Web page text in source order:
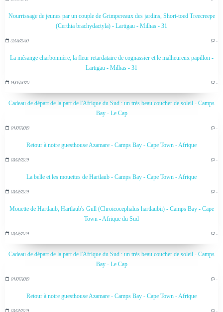
Nourrissage de jeunes par un couple de Grimpereaux des jardins, Short-toed Treecreepe
(Certhia brachydactyla) - Lartigau - Milhas - 31
31/05/2020 …
La mésange charbonnière, la fleur retardataire de cognassier et le malheureux papillon -
Lartigau - Milhas - 31
14/05/2020 …
Cadeau de départ de la part de l'Afrique du Sud : un très beau coucher de soleil - Camps
Bay - Le Cap
04/07/2019 …
Retour à notre guesthouse Azamare - Camps Bay - Cape Town - Afrique
03/07/2019 …
La belle et les mouettes de Hartlaub - Camps Bay - Cape Town - Afrique
03/07/2019 …
Mouette de Hartlaub, Hartlaub's Gull (Chroicocephalus hartlaubii) - Camps Bay - Cape
Town - Afrique du Sud
03/07/2019 …
Cadeau de départ de la part de l'Afrique du Sud : un très beau coucher de soleil - Camps
Bay - Le Cap
04/07/2019 …
Retour à notre guesthouse Azamare - Camps Bay - Cape Town - Afrique
03/07/2019 …